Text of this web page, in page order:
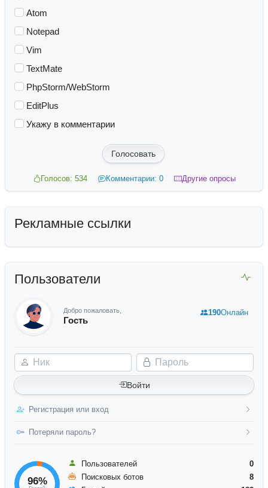
Atom
Notepad
Vim
TextMate
PhpStorm/WebStorm
EditPlus
Укажу в комментарии
Голосовать
Голосов: 534 Комментарии: 0 Другие опросы
Рекламные ссылки
Пользователи
Добро пожаловать,
Гость
Ник Пароль
Войти
Регистрация или вход
Потеряли пароль?
190Онлайн
96%
Пользователей
0
Поисковых ботов
8